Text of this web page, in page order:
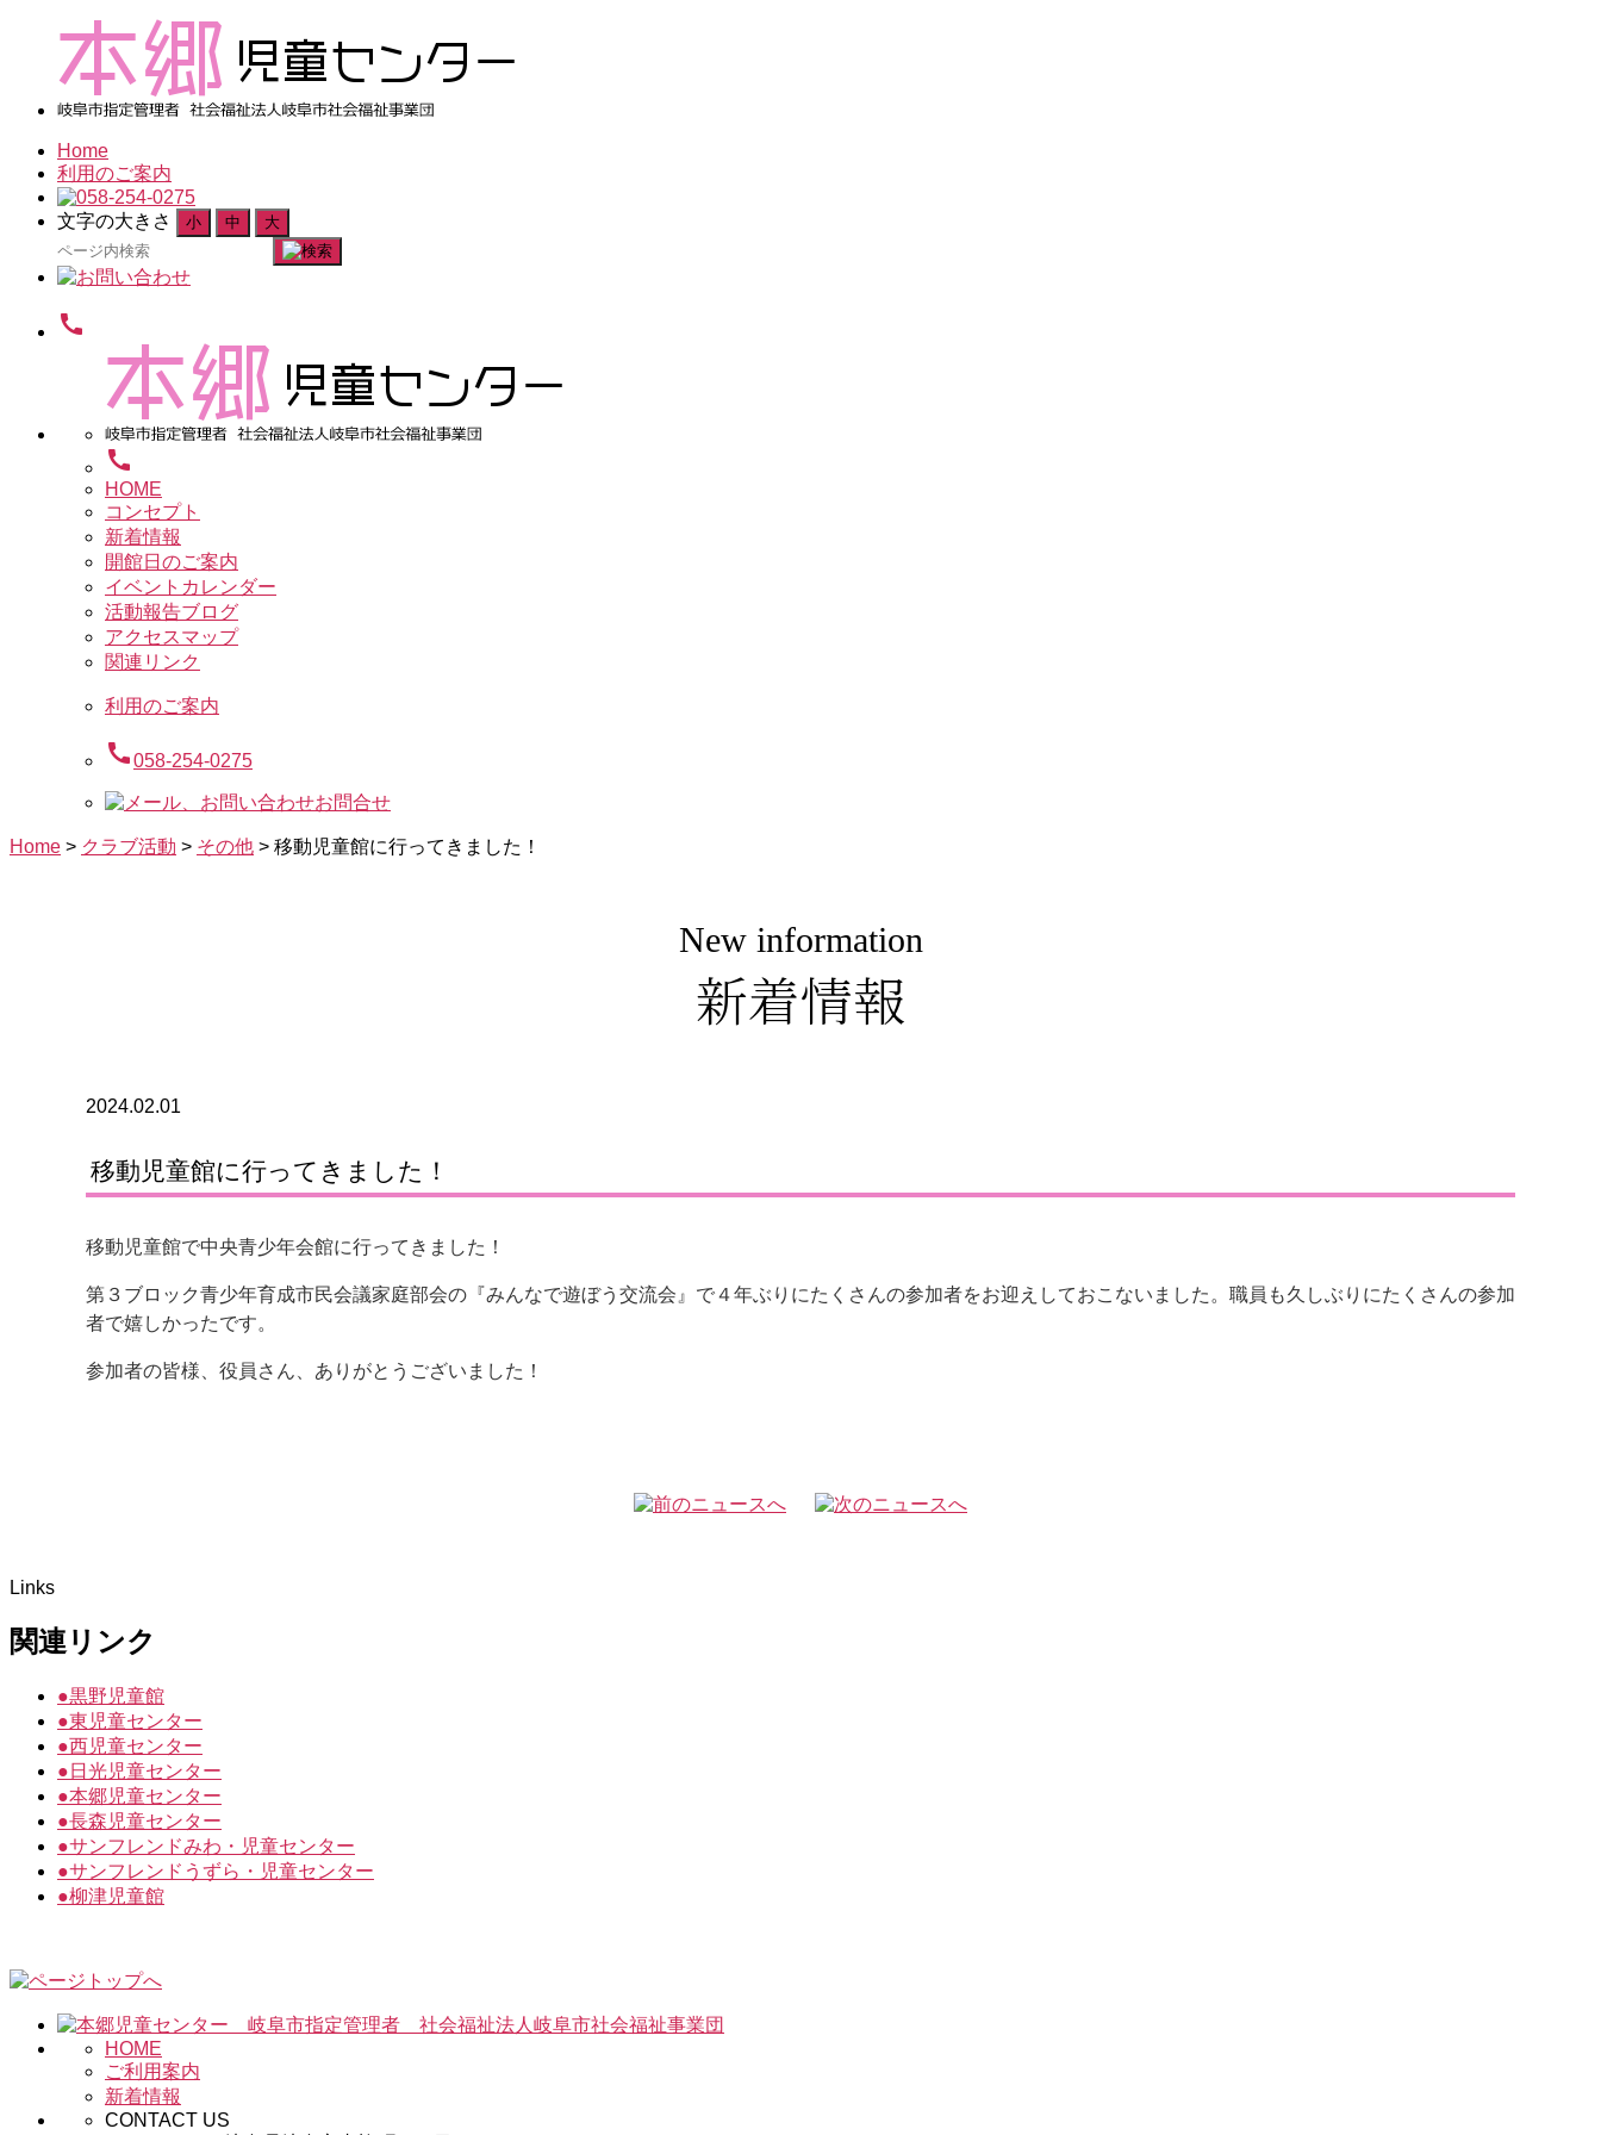
Home
利用のご案内
文字の大きさ 小 中 大
検
索
象:
call
call
HOME
コンセプト
新着情報
開館日のご案内
イベントカレンダー
活動報告ブログ
アクセスマップ
関連リンク
利用のご案内
call058-254-0275
お問合せ
Home > クラブ活動 > その他 > 移動児童館に行ってきました！
New information
新着情報
2024.02.01
移動児童館に行ってきました！
移動児童館で中央青少年会館に行ってきました！
第３ブロック青少年育成市民会議家庭部会の『みんなで遊ぼう交流会』で４年ぶりにたくさんの参加者をお迎えしておこないました。職員も久しぶりにたくさんの参加
者で嬉しかったです。
参加者の皆様、役員さん、ありがとうございました！
Links
関連リンク
●黒野児童館
●東児童センター
●西児童センター
● 日光児童センター
●本郷児童センター
●長森児童センター
●サンフレンドみわ・児童センター
●サンフレンドうずら・児童センター
●柳津児童館
HOME
ご利用案内
新着情報
CONTACT US